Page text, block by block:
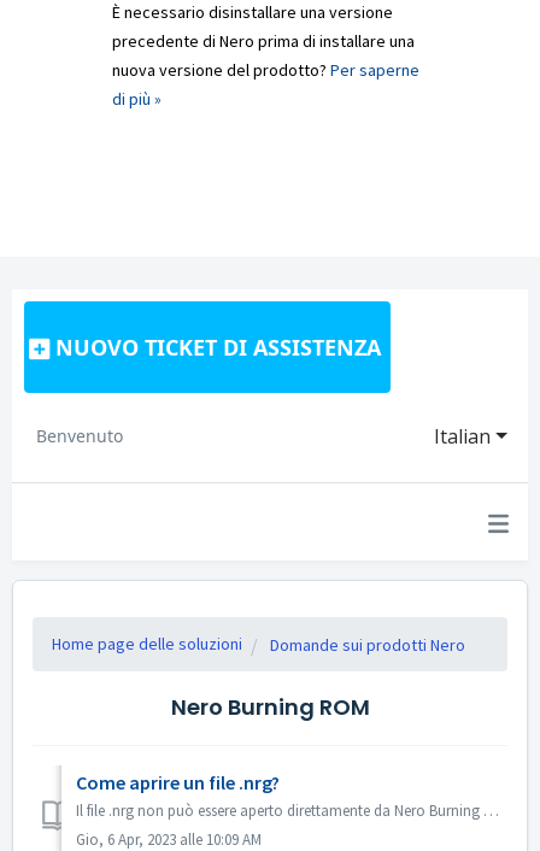
È necessario disinstallare una versione
precedente di Nero prima di installare una
nuova versione del prodotto? Per saperne
di più »
NUOVO TICKET DI ASSISTENZA
Italian
Benvenuto
Home page delle soluzioni Domande sui prodotti Nero
Nero Burning ROM
Come aprire un file .nrg?
Il file .nrg non può essere aperto direttamente da Nero Burning ROM. È possibile masterizzare il file .nrg su disco con Nero Burning ROM. Oppure utilizzare...
Gio, 6 Apr, 2023 alle 10:09 AM